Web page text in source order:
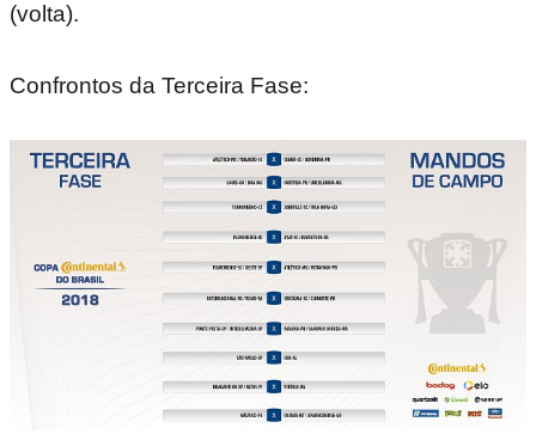
(volta).
Confrontos da Terceira Fase: